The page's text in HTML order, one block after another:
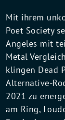
Mit ihrem
Poet Society
Angeles mit
Metal
klingen Dead
Alternative-
2021 zu
am Ring,